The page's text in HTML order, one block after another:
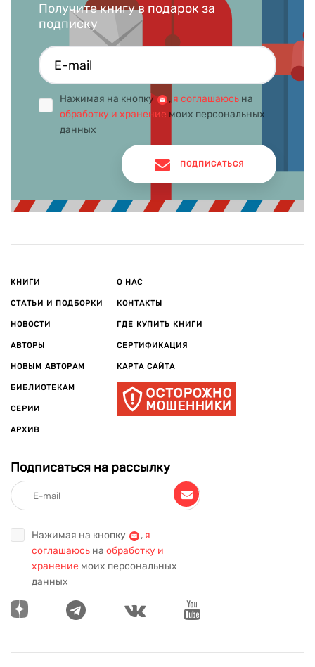
Получите книгу в подарок за
подписку
Нажимая на кнопку , я соглашаюсь на
обработку и хранение моих персональных
данных
ПОДПИСАТЬСЯ
КНИГИ
СТАТЬИ И ПОДБОРКИ
НОВОСТИ
АВТОРЫ
НОВЫМ АВТОРАМ
БИБЛИОТЕКАМ
СЕРИИ
АРХИВ
О НАС
КОНТАКТЫ
ГДЕ КУПИТЬ КНИГИ
СЕРТИФИКАЦИЯ
КАРТА САЙТА
Подписаться на рассылку
Нажимая на кнопку , я
соглашаюсь на обработку и
хранение моих персональных
данных